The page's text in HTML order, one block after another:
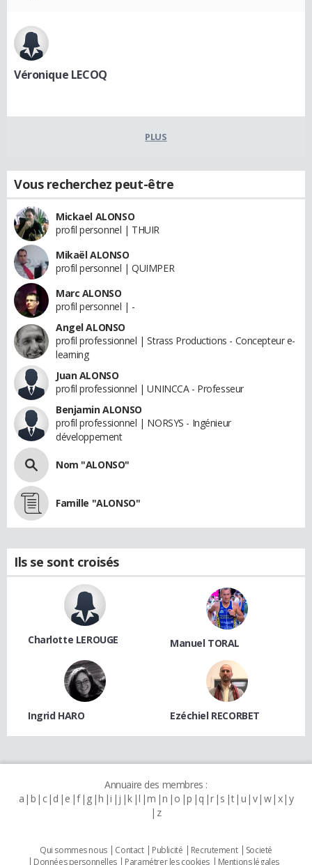
Véronique LECOQ
PLUS
Vous recherchez peut-être
Mickael ALONSO
profil personnel | THUIR
Mikaël ALONSO
profil personnel | QUIMPER
Marc ALONSO
profil personnel | -
Angel ALONSO
profil professionnel | Strass Productions - Concepteur e-
learning
Juan ALONSO
profil professionnel | UNINCCA - Professeur
Benjamin ALONSO
profil professionnel | NORSYS - Ingénieur
développement
Nom "ALONSO"
Famille "ALONSO"
Ils se sont croisés
Charlotte LEROUGE Manuel TORAL
Ingrid HARO Ezéchiel RECORBET
Annuaire des membres :
a b c d e f g h i j k l m n o p q r s t u v w x y
z
Qui sommes nous Contact Publicité Recrutement
Societé
Données personnelles
Paramétrer les cookies Mentions légales